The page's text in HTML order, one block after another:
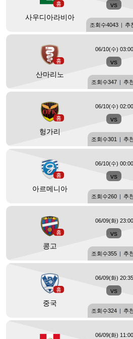
홈
사우디아라비아
vs
조회수4043 추
홈
산마리노
vs
06/10(수) 03:00
조회수347 추
홈
헝가리
vs
06/10(수) 02:00
조회수301 추
홈
아르메니아
vs
06/10(수) 00:00
조회수260 추
홈
콩고
vs
06/09(화) 23:00
조회수355 추
홈
중국
vs
06/09(화) 20:35
조회수324 추
06/09(화) 11:00